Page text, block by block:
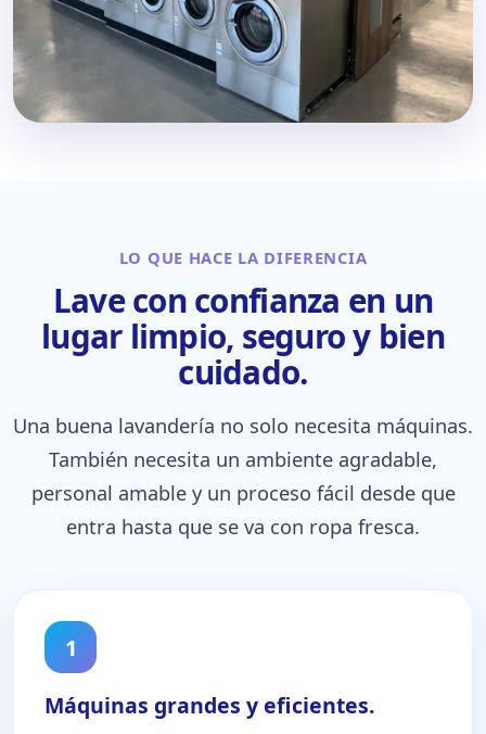
LO QUE HACE LA DIFERENCIA
Lave con confianza en un
lugar limpio, seguro y bien
cuidado.
Una buena lavandería no solo necesita máquinas.
También necesita un ambiente agradable,
personal amable y un proceso fácil desde que
entra hasta que se va con ropa fresca.
1
Máquinas grandes y eficientes.